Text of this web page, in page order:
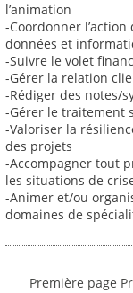
l’animation
-Coordonner
données et
-Suivre le volet
-Gérer la relation
-Rédiger des notes/
-Gérer le traitement
-Valoriser la
des projets
-Accompagner tout
les situations de
-Animer et/ou
domaines de
Première page